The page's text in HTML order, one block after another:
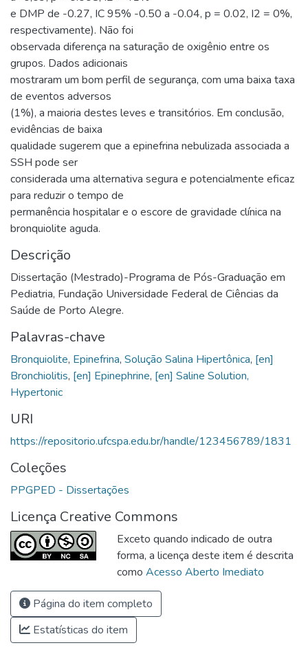
e DMP de -0.27, IC 95% -0.50 a -0.04, p = 0.02, I2 = 0%,
respectivamente). Não foi
observada diferença na saturação de oxigênio entre os
grupos. Dados adicionais
mostraram um bom perfil de segurança, com uma baixa taxa
de eventos adversos
(1%), a maioria destes leves e transitórios. Em conclusão,
evidências de baixa
qualidade sugerem que a epinefrina nebulizada associada a
SSH pode ser
considerada uma alternativa segura e potencialmente eficaz
para reduzir o tempo de
permanência hospitalar e o escore de gravidade clínica na
bronquiolite aguda.
Descrição
Dissertação (Mestrado)-Programa de Pós-Graduação em
Pediatria, Fundação Universidade Federal de Ciências da
Saúde de Porto Alegre.
Palavras-chave
Bronquiolite, Epinefrina, Solução Salina Hipertônica, [en]
Bronchiolitis, [en] Epinephrine, [en] Saline Solution,
Hypertonic
URI
https://repositorio.ufcspa.edu.br/handle/123456789/1831
Coleções
PPGPED - Dissertações
Licença Creative Commons
Exceto quando indicado de outra
forma, a licença deste item é descrita
como Acesso Aberto Imediato
Página do item completo
Estatísticas do item